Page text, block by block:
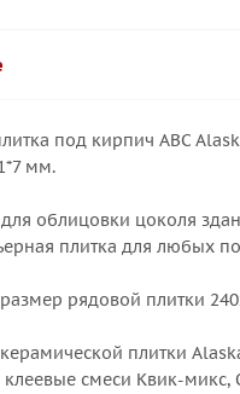
под кирпич ABC
мм.
облицовки цоколя
плитка для любых
рядовой плитки
плитки
смеси Квик-микс,